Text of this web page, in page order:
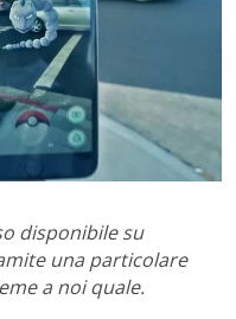
disponibile su
una particolare
a noi quale.